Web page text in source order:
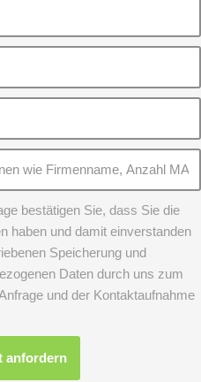
bestätigen Sie, dass Sie die
haben und damit einverstanden
Speicherung und
Daten durch uns zum
und der Kontaktaufnahme